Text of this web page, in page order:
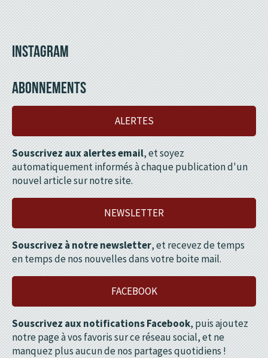
INSTAGRAM
ABONNEMENTS
ALERTES
Souscrivez aux alertes email, et soyez
automatiquement informés à chaque publication d'un
nouvel article sur notre site.
NEWSLETTER
Souscrivez à notre newsletter, et recevez de temps
en temps de nos nouvelles dans votre boite mail.
FACEBOOK
Souscrivez aux notifications Facebook, puis ajoutez
notre page à vos favoris sur ce réseau social, et ne
manquez plus aucun de nos partages quotidiens !